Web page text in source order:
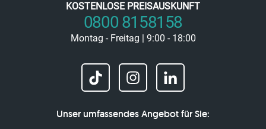
KOSTENLOSE PREISAUSKUNFT
0800 8158158
Montag - Freitag | 9:00 - 18:00
Unser umfassendes Angebot für Sie: